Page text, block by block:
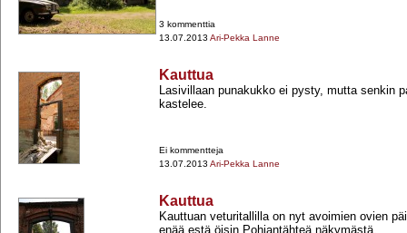
3 kommenttia
13.07.2013 Ari-Pekka Lanne
Kauttua
Lasivillaan punakukko ei pysty, mutta senkin
kastelee.
Ei kommentteja
13.07.2013 Ari-Pekka Lanne
Kauttua
Kauttuan veturitallilla on nyt avoimien ovien
enää estä öisin Pohjantähteä näkymästä.